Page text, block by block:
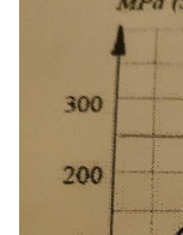
ämnen